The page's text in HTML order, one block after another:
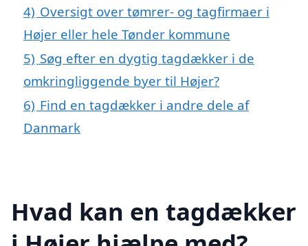
4) Oversigt over tømrer- og tagfirmaer i
Højer eller hele Tønder kommune
5) Søg efter en dygtig tagdækker i de
omkringliggende byer til Højer?
6) Find en tagdækker i andre dele af
Danmark
Hvad kan en tagdækker